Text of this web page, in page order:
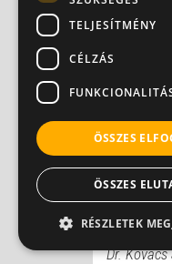
Dr. Kovács
Dr.
Dr.
TELJESÍTMÉNY
CÉLZÁS
ÖSSZES
ÖSSZES
RÉSZLETEK